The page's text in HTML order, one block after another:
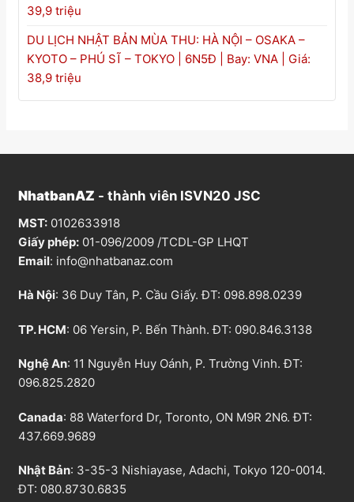
39,9 triệu
DU LỊCH NHẬT BẢN MÙA THU: HÀ NỘI – OSAKA –
KYOTO – PHÚ SĨ – TOKYO | 6N5Đ | Bay: VNA | Giá:
38,9 triệu
NhatbanAZ - thành viên ISVN20 JSC
MST: 0102633918
Giấy phép: 01-096/2009 /TCDL-GP LHQT
Email: info@nhatbanaz.com
Hà Nội: 36 Duy Tân, P. Cầu Giấy. ĐT: 098.898.0239
TP. HCM: 06 Yersin, P. Bến Thành. ĐT: 090.846.3138
Nghệ An: 11 Nguyễn Huy Oánh, P. Trường Vinh. ĐT:
096.825.2820
Canada: 88 Waterford Dr, Toronto, ON M9R 2N6. ĐT:
437.669.9689
Nhật Bản: 3-35-3 Nishiayase, Adachi, Tokyo 120-0014.
ĐT: 080.8730.6835